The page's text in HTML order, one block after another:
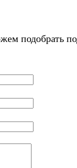
подобрать